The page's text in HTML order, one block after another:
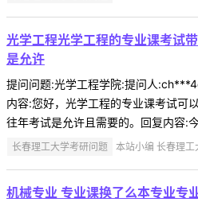
光学工程光学工程的专业课考试
是允许
提问问题:光学工程学院:提问人
内容:您好，光学工程的专业课考试可
往年考试是允许且需要的。回复内容:
长春理工大学考研问题 本站小编 长春理
机械专业 专业课换了么本专业专